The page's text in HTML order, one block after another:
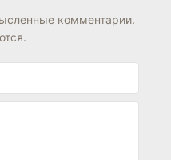
комментарии.